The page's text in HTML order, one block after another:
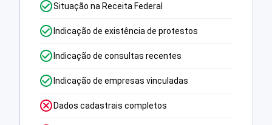
Situação na Receita Federal
Indicação de existência de protestos
Indicação de consultas recentes
Indicação de empresas vinculadas
Dados cadastrais completos